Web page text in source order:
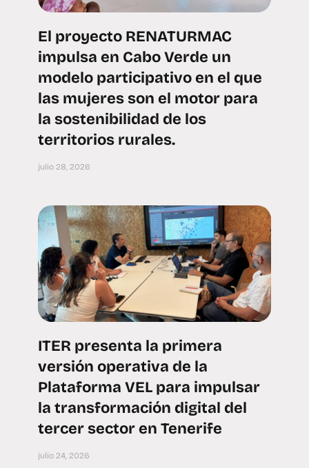
El proyecto RENATURMAC
impulsa en Cabo Verde un
modelo participativo en el que
las mujeres son el motor para
la sostenibilidad de los
territorios rurales.
julio 28, 2026
ITER presenta la primera
versión operativa de la
Plataforma VEL para impulsar
la transformación digital del
tercer sector en Tenerife
julio 24, 2026